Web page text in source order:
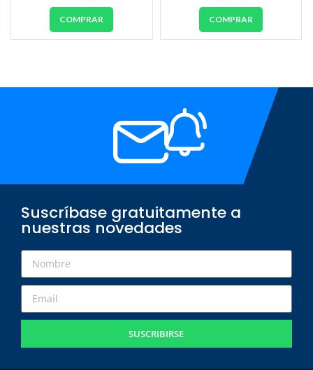
COMPRAR COMPRAR
Suscríbase gratuitamente a
nuestras novedades
SUSCRIBIRSE